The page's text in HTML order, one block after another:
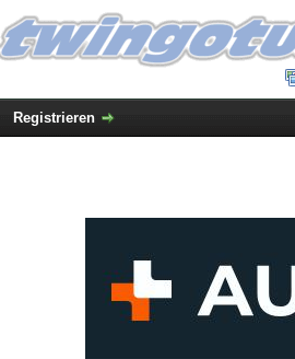
Registrieren